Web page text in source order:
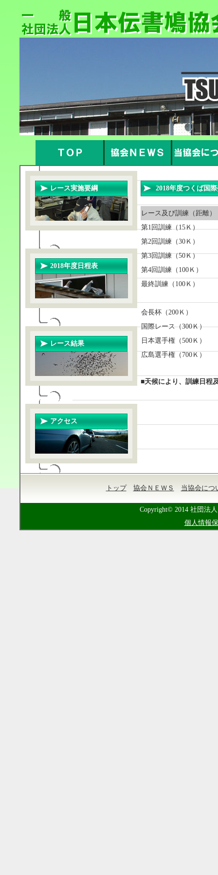
2018年度つくば国
レース及び訓練（距離）
第1回訓練（15Ｋ）
第2回訓練（30Ｋ）
第3回訓練（50Ｋ）
第4回訓練（100Ｋ）
最終訓練（100Ｋ）
会長杯（200Ｋ）
国際レース（300Ｋ）
日本選手権（500Ｋ）
広島選手権（700Ｋ）
■天候により、訓練日程
レース実施要綱
2018年度日程表
レース結果
アクセス
トップ 協会ＮＥＷＳ 当協会につ
Copyright© 2014 社団法
個人情報